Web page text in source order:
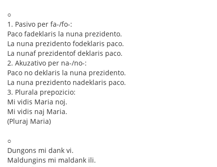
○
1. Pasivo per fa-/fo-:
Paco fadeklaris la nuna prezidento.
La nuna prezidento fodeklaris paco.
La nunaf prezidentof deklaris paco.
2. Akuzativo per na-/no-:
Paco no deklaris la nuna prezidento.
La nuna prezidento nadeklaris paco.
3. Plurala prepozicio:
Mi vidis Maria noj.
Mi vidis naj Maria.
(Pluraj Maria)
○
Dungons mi dank vi.
Maldungins mi maldank ili.